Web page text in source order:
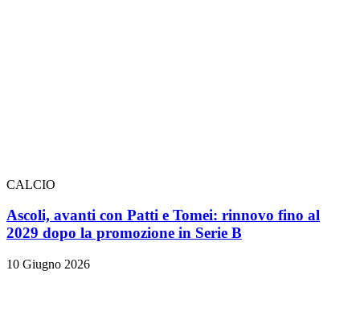
CALCIO
Ascoli, avanti con Patti e Tomei: rinnovo fino al
2029 dopo la promozione in Serie B
10 Giugno 2026